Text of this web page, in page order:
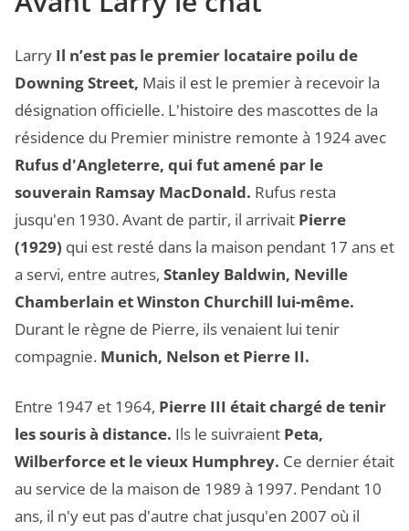
Larry Il n’est pas le premier locataire poilu de
Downing Street, Mais il est le premier à recevoir la
désignation officielle. L'histoire des mascottes de la
résidence du Premier ministre remonte à 1924 avec
Rufus d'Angleterre, qui fut amené par le
souverain Ramsay MacDonald. Rufus resta
jusqu'en 1930. Avant de partir, il arrivait Pierre
(1929) qui est resté dans la maison pendant 17 ans et
a servi, entre autres, Stanley Baldwin, Neville
Chamberlain et Winston Churchill lui-même.
Durant le règne de Pierre, ils venaient lui tenir
compagnie. Munich, Nelson et Pierre II.
Entre 1947 et 1964, Pierre III était chargé de tenir
les souris à distance. Ils le suivraient Peta,
Wilberforce et le vieux Humphrey. Ce dernier était
au service de la maison de 1989 à 1997. Pendant 10
ans, il n'y eut pas d'autre chat jusqu'en 2007 où il